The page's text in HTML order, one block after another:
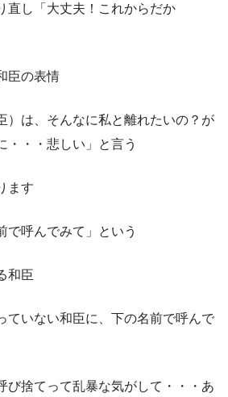
直し「大丈夫！これからだか
臣の表情
）は、そんなに私と離れたいの？が
・・・悲しい」と言う
ます
で呼んでみて」という
和臣
ていない和臣に、下の名前で呼んで
び捨てって乱暴な気がして・・・あ